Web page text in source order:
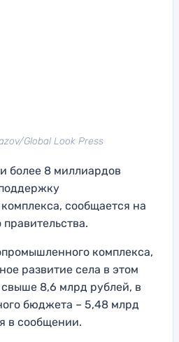
Global Look Press
более 8 миллиардов
сообщается на
комплекса,
развитие села в этом
8,6 млрд рублей, в
бюджета – 5,48 млрд
в сообщении.